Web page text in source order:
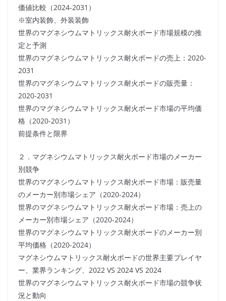
価値比較（2024-2031）
※室内装飾、外装装飾
世界のマグネシウムマトリックス耐火ボード市場規模の推
定と予測
世界のマグネシウムマトリックス耐火ボードの売上：2020-
2031
世界のマグネシウムマトリックス耐火ボードの販売量：
2020-2031
世界のマグネシウムマトリックス耐火ボード市場の平均価
格（2020-2031）
前提条件と限界
２．マグネシウムマトリックス耐火ボード市場のメーカー
別競争
世界のマグネシウムマトリックス耐火ボード市場：販売量
のメーカー別市場シェア（2020-2024）
世界のマグネシウムマトリックス耐火ボード市場：売上の
メーカー別市場シェア（2020-2024）
世界のマグネシウムマトリックス耐火ボードのメーカー別
平均価格（2020-2024）
マグネシウムマトリックス耐火ボードの世界主要プレイヤ
ー、業界ランキング、2022 VS 2024 VS 2024
世界のマグネシウムマトリックス耐火ボード市場の競争状
況と動向